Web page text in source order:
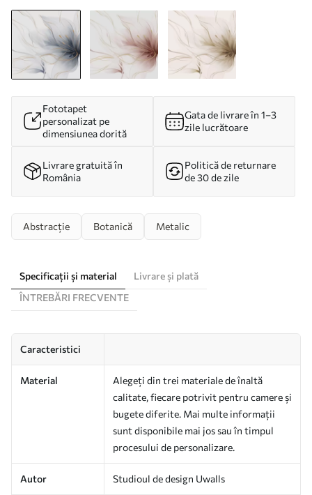
Fototapet
personalizat pe
dimensiunea dorită
Gata de livrare în 1–3
zile lucrătoare
Livrare gratuită în
România
Politică de returnare
de 30 de zile
Abstracție Botanică Metalic
Specificații și material
Livrare și plată
ÎNTREBĂRI FRECVENTE
Caracteristici
Material
Alegeți din trei materiale de înaltă
calitate, fiecare potrivit pentru camere și
bugete diferite. Mai multe informații
sunt disponibile mai jos sau în timpul
procesului de personalizare.
Autor Studioul de design Uwalls